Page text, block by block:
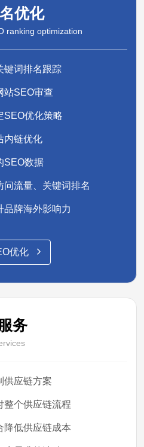
优化
ranking optimization
键词排名跟踪
站SEO审查
SEO优化策略
内链优化
SEO数据
流量、关键词排名
品牌海外影响力
优化
务
供应链方案
整个供应链流程
降低供应链成本